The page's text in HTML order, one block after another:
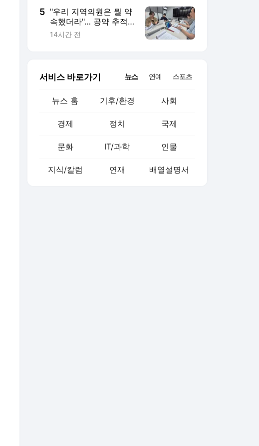
5 "우리 지역의원은 뭘 약
속했더라"… 공약 추적
단 다시 뭉쳤다
14시간 전
서비스 바로가기 뉴스 연예 스포츠
뉴스 홈 기후/환경 사회
경제 정치 국제
문화 IT/과학 인물
지식/칼럼 연재 배열설명서